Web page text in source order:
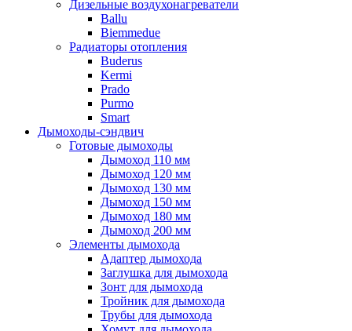
Дизельные воздухонагреватели
Ballu
Biemmedue
Радиаторы отопления
Buderus
Kermi
Prado
Purmo
Smart
Дымоходы-сэндвич
Готовые дымоходы
Дымоход 110 мм
Дымоход 120 мм
Дымоход 130 мм
Дымоход 150 мм
Дымоход 180 мм
Дымоход 200 мм
Элементы дымохода
Адаптер дымохода
Заглушка для дымохода
Зонт для дымохода
Тройник для дымохода
Трубы для дымохода